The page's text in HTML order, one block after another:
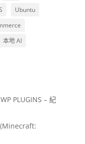
Ubuntu
本地 AI
PLUGINS – 紀